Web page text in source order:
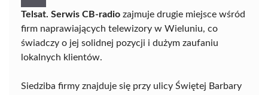
Telsat. Serwis CB-radio zajmuje drugie miejsce wśród
firm naprawiających telewizory w Wieluniu, co
świadczy o jej solidnej pozycji i dużym zaufaniu
lokalnych klientów.
Siedziba firmy znajduje się przy ulicy Świętej Barbary